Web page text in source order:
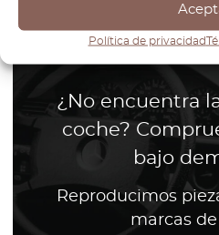
Política de privacidad
¿No encuentra
coche?
bajo
Reproducimos
marcas